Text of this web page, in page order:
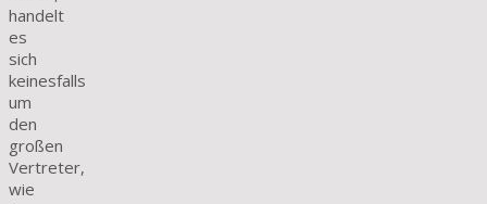
handelt
es
sich
keinesfalls
um
den
großen
Vertreter,
wie